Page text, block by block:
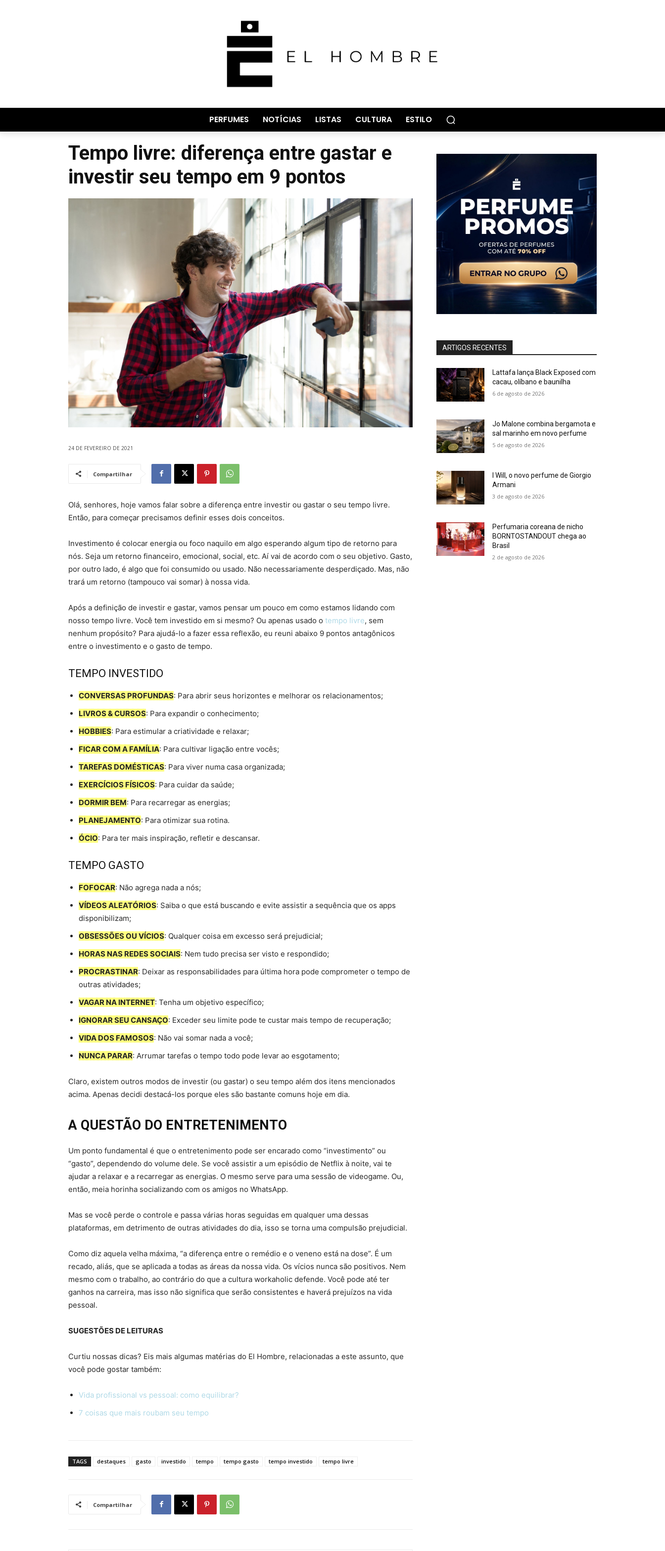
PERFUMES NOTÍCIAS LISTAS CULTURA ESTILO
Tempo livre: diferença entre gastar e
investir seu tempo em 9 pontos
24 DE FEVEREIRO DE 2021
Compartilhar
Olá, senhores, hoje vamos falar sobre a diferença entre investir ou gastar o seu tempo livre.
Então, para começar precisamos definir esses dois conceitos.
Investimento é colocar energia ou foco naquilo em algo esperando algum tipo de retorno para
nós. Seja um retorno financeiro, emocional, social, etc. Aí vai de acordo com o seu objetivo. Gasto,
por outro lado, é algo que foi consumido ou usado. Não necessariamente desperdiçado. Mas, não
trará um retorno (tampouco vai somar) à nossa vida.
Após a definição de investir e gastar, vamos pensar um pouco em como estamos lidando com
nosso tempo livre. Você tem investido em si mesmo? Ou apenas usado o tempo livre, sem
nenhum propósito? Para ajudá-lo a fazer essa reflexão, eu reuni abaixo 9 pontos antagônicos
entre o investimento e o gasto de tempo.
TEMPO INVESTIDO
CONVERSAS PROFUNDAS: Para abrir seus horizontes e melhorar os relacionamentos;
LIVROS & CURSOS: Para expandir o conhecimento;
HOBBIES: Para estimular a criatividade e relaxar;
FICAR COM A FAMÍLIA: Para cultivar ligação entre vocês;
TAREFAS DOMÉSTICAS: Para viver numa casa organizada;
EXERCÍCIOS FÍSICOS: Para cuidar da saúde;
DORMIR BEM: Para recarregar as energias;
PLANEJAMENTO: Para otimizar sua rotina.
ÓCIO: Para ter mais inspiração, refletir e descansar.
TEMPO GASTO
FOFOCAR: Não agrega nada a nós;
VÍDEOS ALEATÓRIOS: Saiba o que está buscando e evite assistir a sequência que os apps
disponibilizam;
OBSESSÕES OU VÍCIOS: Qualquer coisa em excesso será prejudicial;
HORAS NAS REDES SOCIAIS: Nem tudo precisa ser visto e respondido;
PROCRASTINAR: Deixar as responsabilidades para última hora pode comprometer o tempo de
outras atividades;
VAGAR NA INTERNET: Tenha um objetivo específico;
IGNORAR SEU CANSAÇO: Exceder seu limite pode te custar mais tempo de recuperação;
VIDA DOS FAMOSOS: Não vai somar nada a você;
NUNCA PARAR: Arrumar tarefas o tempo todo pode levar ao esgotamento;
Claro, existem outros modos de investir (ou gastar) o seu tempo além dos itens mencionados
acima. Apenas decidi destacá-los porque eles são bastante comuns hoje em dia.
A QUESTÃO DO ENTRETENIMENTO
Um ponto fundamental é que o entretenimento pode ser encarado como “investimento” ou
“gasto”, dependendo do volume dele. Se você assistir a um episódio de Netflix à noite, vai te
ajudar a relaxar e a recarregar as energias. O mesmo serve para uma sessão de videogame. Ou,
então, meia horinha socializando com os amigos no WhatsApp.
Mas se você perde o controle e passa várias horas seguidas em qualquer uma dessas
plataformas, em detrimento de outras atividades do dia, isso se torna uma compulsão prejudicial.
Como diz aquela velha máxima, “a diferença entre o remédio e o veneno está na dose”. É um
recado, aliás, que se aplicada a todas as áreas da nossa vida. Os vícios nunca são positivos. Nem
mesmo com o trabalho, ao contrário do que a cultura workaholic defende. Você pode até ter
ganhos na carreira, mas isso não significa que serão consistentes e haverá prejuízos na vida
pessoal.
SUGESTÕES DE LEITURAS
Curtiu nossas dicas? Eis mais algumas matérias do El Hombre, relacionadas a este assunto, que
você pode gostar também:
Vida profissional vs pessoal: como equilibrar?
7 coisas que mais roubam seu tempo
TAGS destaques gasto investido tempo tempo gasto tempo investido tempo livre
Compartilhar
ARTIGOS RECENTES
Lattafa lança Black Exposed com
cacau, olíbano e baunilha
6 de agosto de 2026
Jo Malone combina bergamota e
sal marinho em novo perfume
5 de agosto de 2026
I Will, o novo perfume de Giorgio
Armani
3 de agosto de 2026
Perfumaria coreana de nicho
BORNTOSTANDOUT chega ao
Brasil
2 de agosto de 2026